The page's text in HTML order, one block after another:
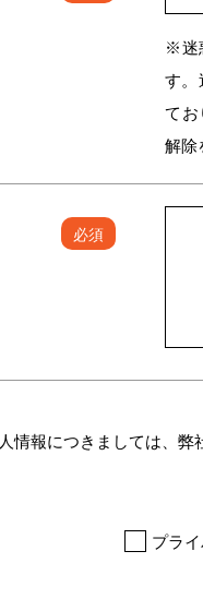
※迷
す。
てお
解除
必須
情報につきましては、弊
プラ